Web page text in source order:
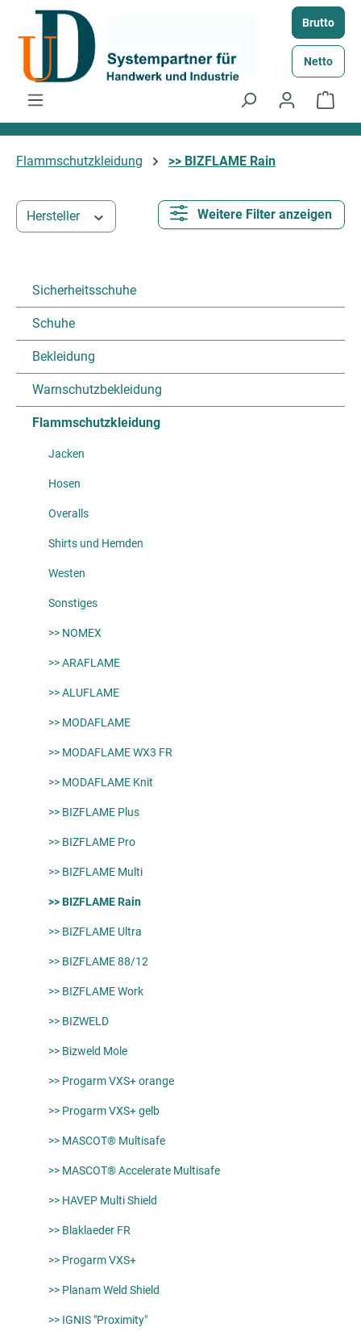
Zum Hauptinhalt springen Brutto
Netto
Flammschutzkleidung >> BIZFLAME Rain
Hersteller Weitere Filter anzeigen
Sicherheitsschuhe
Schuhe
Bekleidung
Warnschutzbekleidung
Flammschutzkleidung
Jacken
Hosen
Overalls
Shirts und Hemden
Westen
Sonstiges
>> NOMEX
>> ARAFLAME
>> ALUFLAME
>> MODAFLAME
>> MODAFLAME WX3 FR
>> MODAFLAME Knit
>> BIZFLAME Plus
>> BIZFLAME Pro
>> BIZFLAME Multi
>> BIZFLAME Rain
>> BIZFLAME Ultra
>> BIZFLAME 88/12
>> BIZFLAME Work
>> BIZWELD
>> Bizweld Mole
>> Progarm VXS+ orange
>> Progarm VXS+ gelb
>> MASCOT® Multisafe
>> MASCOT® Accelerate Multisafe
>> HAVEP Multi Shield
>> Blaklaeder FR
>> Progarm VXS+
>> Planam Weld Shield
>> IGNIS "Proximity"